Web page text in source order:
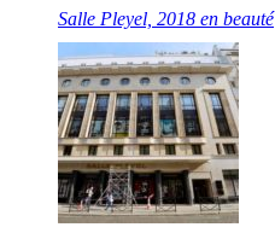
Salle Pleyel, 2018 en beauté